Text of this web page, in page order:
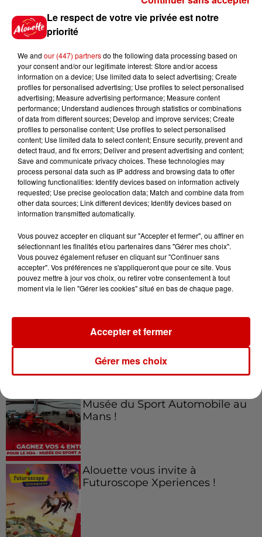
par...
5 août 2026
"Attention au démarchage
abusif" : la préfecture de la
Gironde...
5 août 2026
À LA UNE : incendie à La
Rochelle, mégaferme de
saumons et succès...
Jeux Voir plus
Festival du Roi Arthur 2026 !
Musée du Sport Automobile au
Mans !
Alouette vous invite à
Futuroscope Xperiences !
Le respect de votre vie privée est notre
priorité
We and our (447) partnersdo the following data processing based on
your consent and/or our legitimate interest: Store and/or access
information on a device; Use limited data to select advertising; Create
profiles for personalised advertising; Use profiles to select personalised
advertising; Measure advertising performance; Measure content
performance; Understand audiences through statistics or combinations
of data from different sources; Develop and improve services; Create
profiles to personalise content; Use profiles to select personalised
content; Use limited data to select content; Ensure security, prevent and
detect fraud, and fix errors; Deliver and present advertising and content;
Save and communicate privacy choices. These technologies may
process personal data such as IP address and browsing data to offer
following functionalities: Identify devices based on information actively
requested; Use precise geolocation data; Match and combine data from
other data sources; Link different devices; Identify devices based on
information transmitted automatically.
Vous pouvez accepter en cliquant sur "Accepter et fermer", ou affiner en
sélectionnant les finalités et/ou partenaires dans "Gérer mes choix".
Vous pouvez également refuser en cliquant sur "Continuer sans
accepter". Vos préférences ne s'appliqueront que pour ce site. Vous
pouvez mettre à jour vos choix, ou retirer votre consentement à tout
moment via le lien "Gérer les cookies" situé en bas de chaque page.
Gérer mes choix
Accepter et fermer